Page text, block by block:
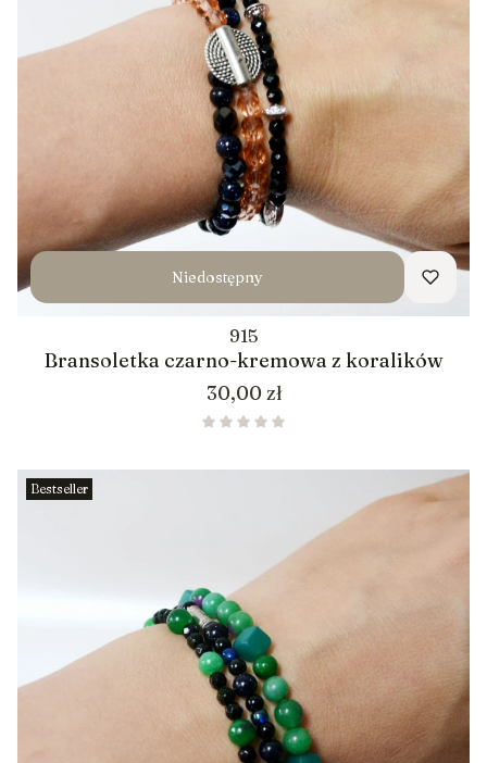
Niedostępny
915
Bransoletka czarno-kremowa z koralików
Cena
30,00 zł
Bestseller